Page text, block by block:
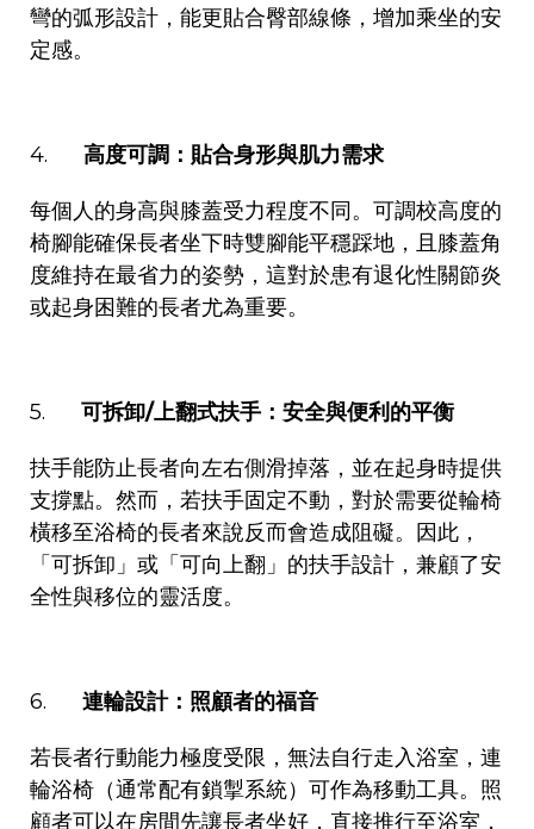
彎的弧形設計，能更貼合臀部線條，增加乘坐的安
定感。
4. 高度可調：貼合身形與肌力需求
每個人的身高與膝蓋受力程度不同。可調校高度的
椅腳能確保長者坐下時雙腳能平穩踩地，且膝蓋角
度維持在最省力的姿勢，這對於患有退化性關節炎
或起身困難的長者尤為重要。
5. 可拆卸/上翻式扶手：安全與便利的平衡
扶手能防止長者向左右側滑掉落，並在起身時提供
支撐點。然而，若扶手固定不動，對於需要從輪椅
橫移至浴椅的長者來說反而會造成阻礙。因此，
「可拆卸」或「可向上翻」的扶手設計，兼顧了安
全性與移位的靈活度。
6. 連輪設計：照顧者的福音
若長者行動能力極度受限，無法自行走入浴室，連
輪浴椅（通常配有鎖掣系統）可作為移動工具。照
顧者可以在房間先讓長者坐好，直接推行至浴室，